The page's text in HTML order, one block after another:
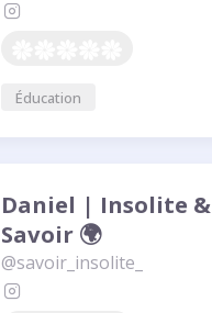
Éducation
Daniel | Insolite &
Savoir 🌍
@savoir_insolite_